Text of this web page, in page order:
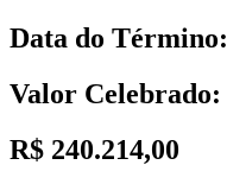
Data do Término:
Valor Celebrado:
R$ 240.214,00